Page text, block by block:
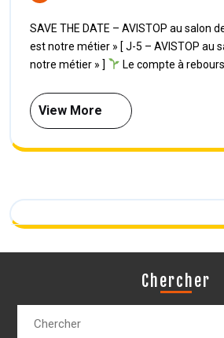
SAVE THE DATE – AVISTOP au salon de la bio « La Terre
est notre métier » [ J-5 – AVISTOP au
notre métier » ]
Le compte à rebours
View More
Chercher